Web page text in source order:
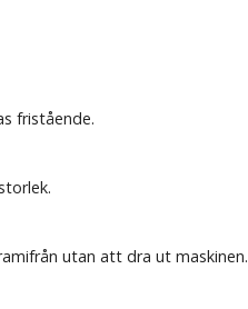
fristående.
utan att dra ut maskinen.